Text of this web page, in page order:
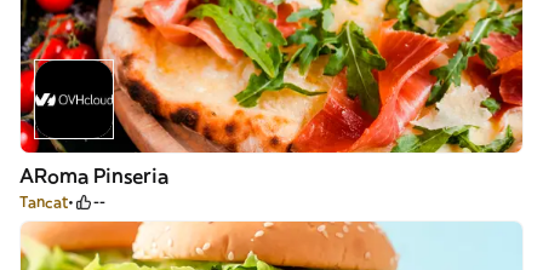
ARoma Pinseria
Tancat --